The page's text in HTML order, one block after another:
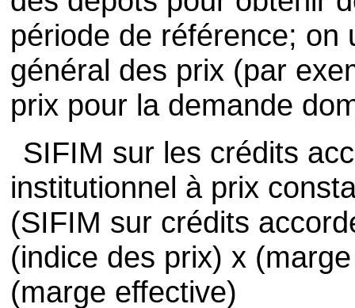
période de référence; on
général des prix (par
prix pour la demande
SIFIM sur les crédits
institutionnel à prix
(SIFIM sur crédits
(indice des prix) x
(marge effective)